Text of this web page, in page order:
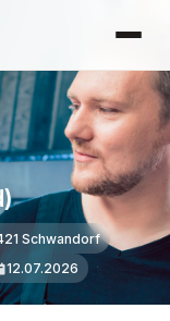
Schwandorf
12.07.2026